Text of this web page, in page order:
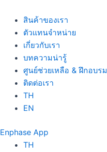
สินค้าของเรา
ตัวแทนจำหน่าย
เกี่ยวกับเรา
บทความน่ารู้
ศูนย์ช่วยเหลือ & ฝึกอบรม
ติดต่อเรา
TH
EN
Enphase App
TH